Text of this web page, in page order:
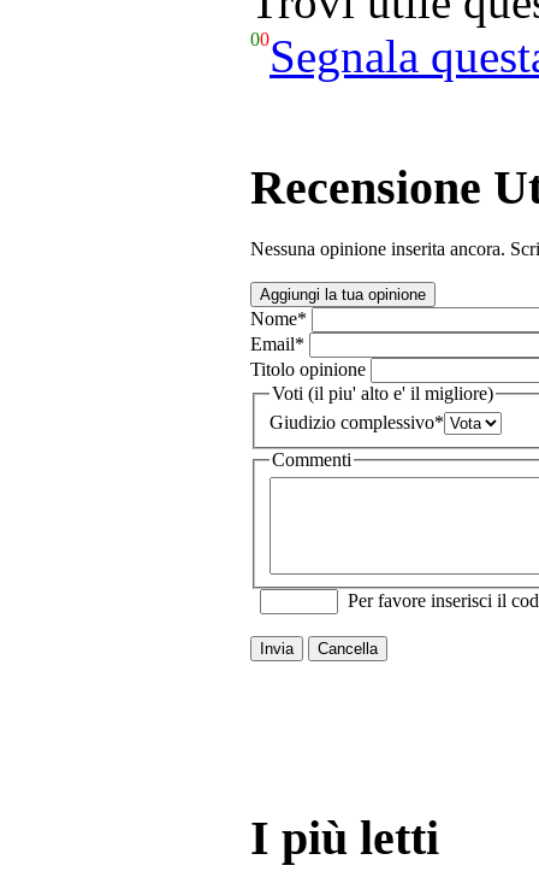
00Segnala
Recensione
Nessuna opinione inserita ancora.
Aggiungi la tua opinione
Nome*
Email*
Titolo opinione
Voti (il piu' alto e' il migliore)
Giudizio complessivo*
Commenti
Per favore inserisci il
Invia Cancella
I più letti